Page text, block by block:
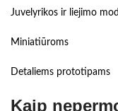
Juvelyrikos ir liejimo
Miniatiūroms
Detaliems prototipams
Kaip